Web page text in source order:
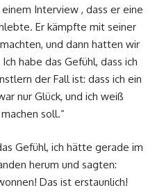
Interview , dass er eine
Er kämpfte mit seiner
und dann hatten wir
habe das Gefühl, dass ich
der Fall ist: dass ich ein
nur Glück, und ich weiß
soll.“
Gefühl, ich hätte gerade im
herum und sagten:
Das ist erstaunlich!